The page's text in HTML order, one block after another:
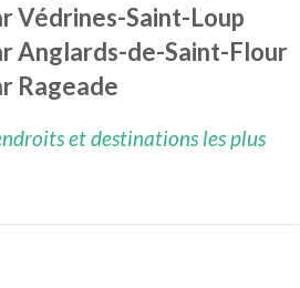
Védrines-Saint-Loup
Anglards-de-Saint-Flour
Rageade
et destinations les plus